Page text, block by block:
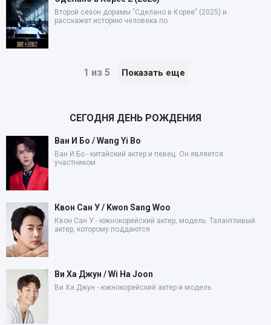
Второй сезон дорамы "Сделано в Корее" (2025) и
расскажет историю человека по
1 из 5 Показать еще
СЕГОДНЯ ДЕНЬ РОЖДЕНИЯ
Ван И Бо / Wang Yi Bo
Ван И Бо - китайский актер и певец. Он является
участником
Квон Сан У / Kwon Sang Woo
Квон Сан У - южнокорейский актер, модель. Талантливый
актер, которому поддаются
Ви Ха Джун / Wi Ha Joon
Ви Ха Джун - южнокорейский актер и модель.